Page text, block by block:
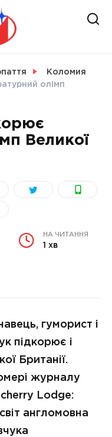
Коломия
олімп
Великої
НА ЧИТАННЯ
1 хв
гуморист і
підкорює і
Британії.
журналу
Lodge:
англомовна